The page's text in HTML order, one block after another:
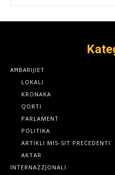
AĦBARIJIET
LOKALI
KRONAKA
QORTI
PARLAMENT
POLITIKA
ARTIKLI MIS-SIT PREĊEDENTI
AKTAR
INTERNAZZJONALI